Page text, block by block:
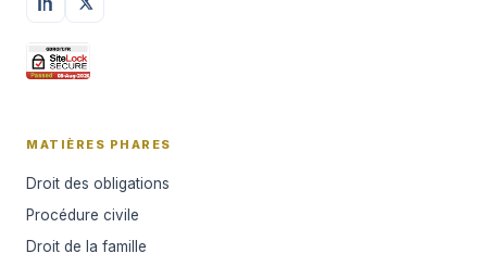
MATIÈRES PHARES
Droit des obligations
Procédure civile
Droit de la famille